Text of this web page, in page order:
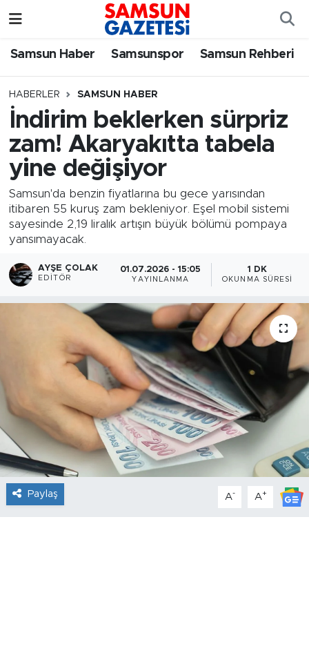
Samsun Haber Samsunspor Samsun Rehberi
HABERLER SAMSUN HABER
İndirim beklerken sürpriz
zam! Akaryakıtta tabela
yine değişiyor
Samsun'da benzin fiyatlarına bu gece yarısından
itibaren 55 kuruş zam bekleniyor. Eşel mobil sistemi
sayesinde 2,19 liralık artışın büyük bölümü pompaya
yansımayacak.
AYŞE ÇOLAK
EDITÖR
01.07.2026 - 15:05
YAYINLANMA
1 DK
OKUNMA SÜRESI
Paylaş A- A+
Samsun Haber
Samsun Rehberi
Resmi İlanlar
Samsun Nöbetçi Eczaneler
SAMSUN Namaz Vakitleri
Samsun Trafik Yoğunluk Haritası
Süper Lig Puan Durumu ve Fikstür
Tüm Manşetler
Son Dakika Haberleri